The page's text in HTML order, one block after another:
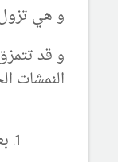
و هي
و قد
النمشات